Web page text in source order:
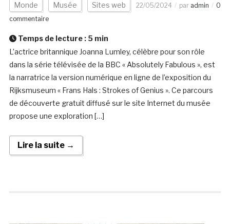
Monde Musée Sites web 22/05/2024 par admin
0
commentaire
Temps de lecture : 5 min
L’actrice britannique Joanna Lumley, célèbre pour son rôle
dans la série télévisée de la BBC « Absolutely Fabulous », est
la narratrice la version numérique en ligne de l’exposition du
Rijksmuseum « Frans Hals : Strokes of Genius ». Ce parcours
de découverte gratuit diffusé sur le site Internet du musée
propose une exploration […]
Lire la suite →